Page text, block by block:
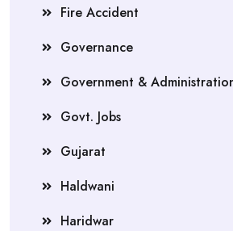
Fire Accident
Governance
Government &
Govt. Jobs
Gujarat
Haldwani
Haridwar